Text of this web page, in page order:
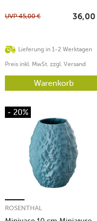
Lieferung in 1-2 Werktagen
UVP45,00 € 36,00
Preis inkl. MwSt. zzgl. Versand
Warenkorb
- 20%
ROSENTHAL